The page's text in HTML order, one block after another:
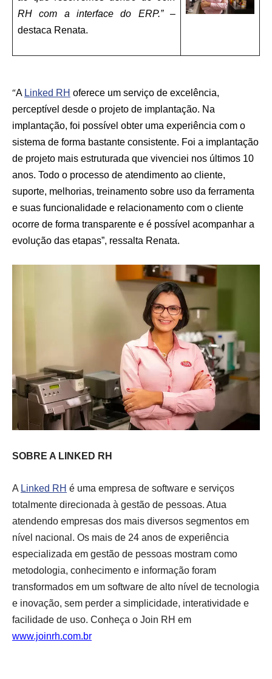
RH com a interface do ERP.”–
destaca Renata.
“A Linked RH oferece um serviço de excelência,
perceptível desde o projeto de implantação. Na
implantação, foi possível obter uma experiência com o
sistema de forma bastante consistente. Foi a implantação
de projeto mais estruturada que vivenciei nos últimos 10
anos. Todo o processo de atendimento ao cliente,
suporte, melhorias, treinamento sobre uso da ferramenta
e suas funcionalidade e relacionamento com o cliente
ocorre de forma transparente e é possível acompanhar a
evolução das etapas”, ressalta Renata.
SOBRE A LINKED RH
A Linked RH é uma empresa de software e serviços
totalmente direcionada à gestão de pessoas. Atua
atendendo empresas dos mais diversos segmentos em
nível nacional. Os mais de 24 anos de experiência
especializada em gestão de pessoas mostram como
metodologia, conhecimento e informação foram
transformados em um software de alto nível de tecnologia
e inovação, sem perder a simplicidade, interatividade e
facilidade de uso. Conheça o Join RH em
www.joinrh.com.br